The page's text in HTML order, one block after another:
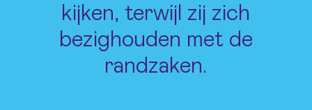
kijken, terwijl zij zich
bezighouden met de
randzaken.